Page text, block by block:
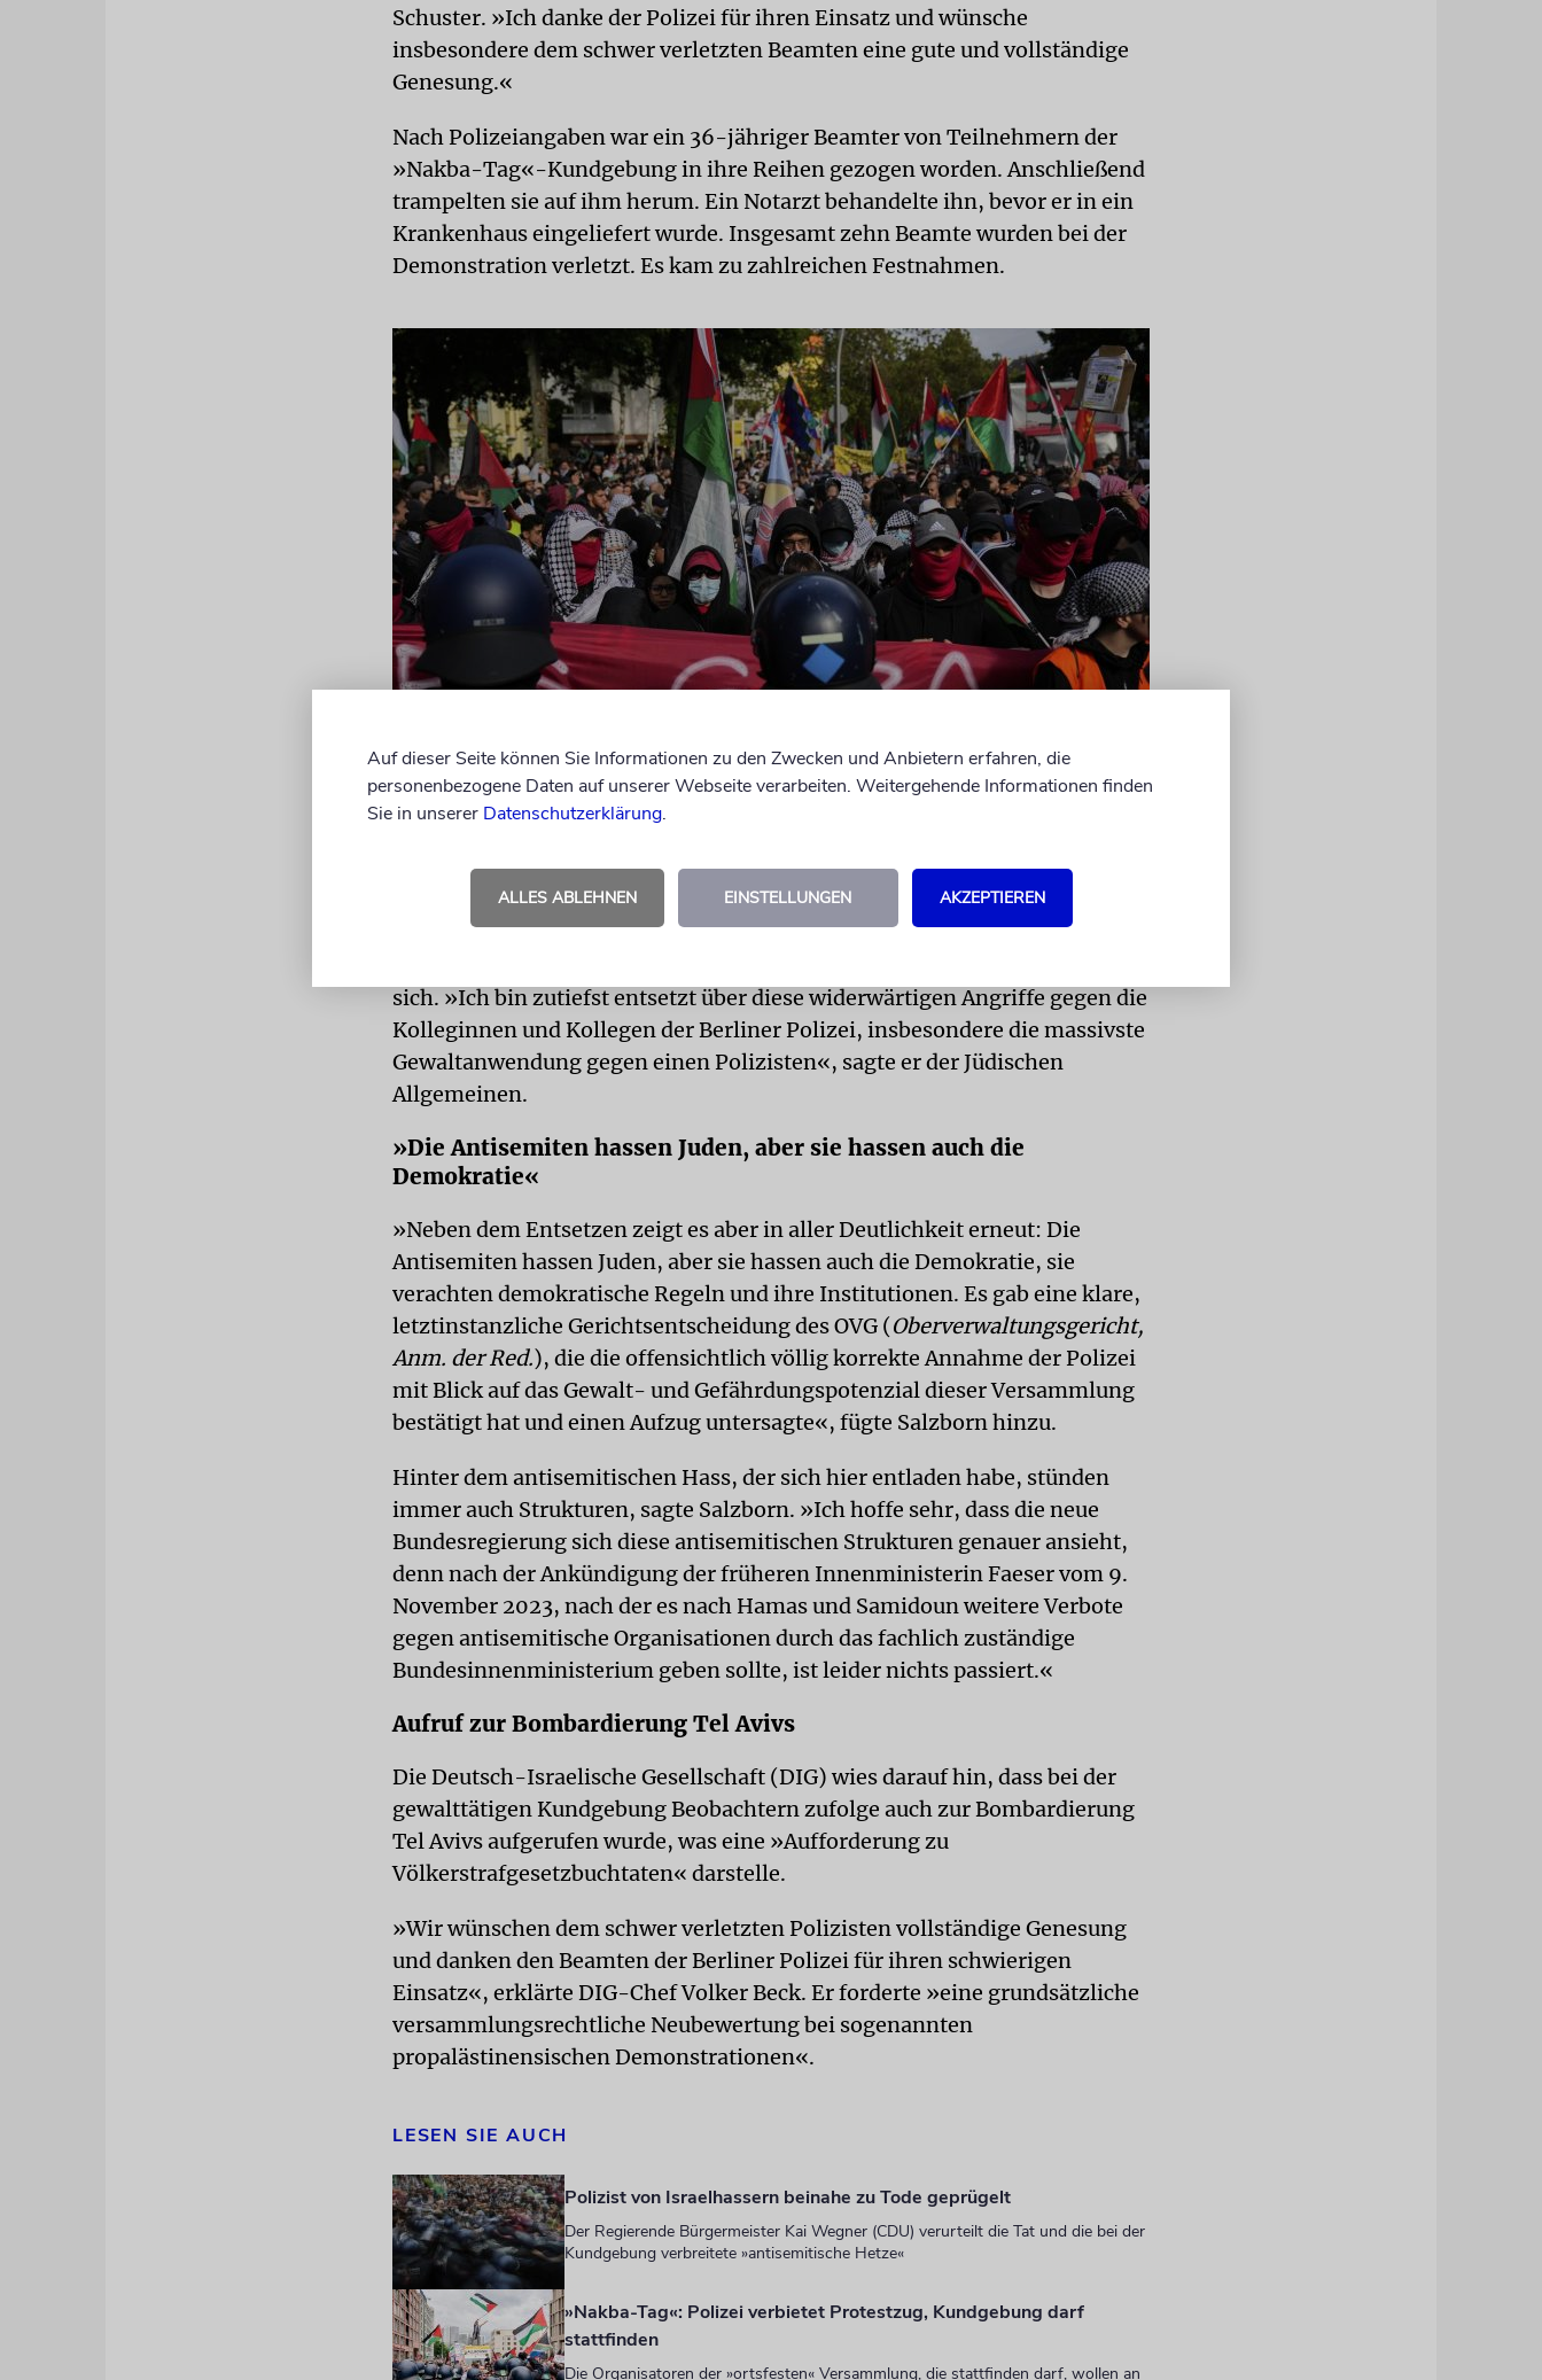
Schuster. »Ich danke der Polizei für ihren Einsatz und wünsche
insbesondere dem schwer verletzten Beamten eine gute und vollständige
Genesung.«
Nach Polizeiangaben war ein 36-jähriger Beamter von Teilnehmern der
»Nakba-Tag«-Kundgebung in ihre Reihen gezogen worden. Anschließend
trampelten sie auf ihm herum. Ein Notarzt behandelte ihn, bevor er in ein
Krankenhaus eingeliefert wurde. Insgesamt zehn Beamte wurden bei der
Demonstration verletzt. Es kam zu zahlreichen Festnahmen.
Festnahmen.
ASSOCIATED PRESS
sich. »Ich bin zutiefst entsetzt über diese widerwärtigen Angriffe gegen die
Kolleginnen und Kollegen der Berliner Polizei, insbesondere die massivste
Gewaltanwendung gegen einen Polizisten«, sagte er der Jüdischen
Allgemeinen.
»Die Antisemiten hassen Juden, aber sie hassen auch die
Demokratie«
»Neben dem Entsetzen zeigt es aber in aller Deutlichkeit erneut: Die
Antisemiten hassen Juden, aber sie hassen auch die Demokratie, sie
verachten demokratische Regeln und ihre Institutionen. Es gab eine klare,
letztinstanzliche Gerichtsentscheidung des OVG (Oberverwaltungsgericht,
Anm. der Red.), die die offensichtlich völlig korrekte Annahme der Polizei
mit Blick auf das Gewalt- und Gefährdungspotenzial dieser Versammlung
bestätigt hat und einen Aufzug untersagte«, fügte Salzborn hinzu.
Hinter dem antisemitischen Hass, der sich hier entladen habe, stünden
immer auch Strukturen, sagte Salzborn. »Ich hoffe sehr, dass die neue
Bundesregierung sich diese antisemitischen Strukturen genauer ansieht,
denn nach der Ankündigung der früheren Innenministerin Faeser vom 9.
November 2023, nach der es nach Hamas und Samidoun weitere Verbote
gegen antisemitische Organisationen durch das fachlich zuständige
Bundesinnenministerium geben sollte, ist leider nichts passiert.«
Aufruf zur Bombardierung Tel Avivs
Die Deutsch-Israelische Gesellschaft (DIG) wies darauf hin, dass bei der
gewalttätigen Kundgebung Beobachtern zufolge auch zur Bombardierung
Tel Avivs aufgerufen wurde, was eine »Aufforderung zu
Völkerstrafgesetzbuchtaten« darstelle.
»Wir wünschen dem schwer verletzten Polizisten vollständige Genesung
und danken den Beamten der Berliner Polizei für ihren schwierigen
Einsatz«, erklärte DIG-Chef Volker Beck. Er forderte »eine grundsätzliche
versammlungsrechtliche Neubewertung bei sogenannten
propalästinensischen Demonstrationen«.
LESEN SIE AUCH
Polizist von Israelhassern beinahe zu Tode geprügelt
Der Regierende Bürgermeister Kai Wegner (CDU) verurteilt die Tat und die bei der
Kundgebung verbreitete »antisemitische Hetze«
»Nakba-Tag«: Polizei verbietet Protestzug, Kundgebung darf
stattfinden
Die Organisatoren der »ortsfesten« Versammlung, die stattfinden darf, wollen an
Auf dieser Seite können Sie Informationen zu den Zwecken und Anbietern erfahren, die
personenbezogene Daten auf unserer Webseite verarbeiten. Weitergehende Informationen finden
Sie in unserer Datenschutzerklärung.
ALLES ABLEHNEN EINSTELLUNGEN AKZEPTIEREN